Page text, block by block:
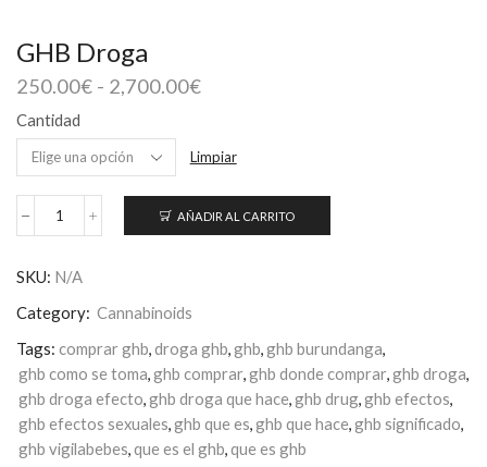
GHB Droga
250.00€ - 2,700.00€Rango
desde
hasta
2,700.00€
Cantidad
Limpiar
GHB
cantidad
AÑADIR AL CARRITO
SKU: N/A
Category: Cannabinoids
Tags: comprar ghb,droga ghb,ghb,ghb burundanga,
ghb como se toma,ghb comprar,ghb donde comprar,ghb droga,
ghb droga efecto,ghb droga que hace,ghb drug,ghb efectos,
ghb efectos sexuales,ghb que es,ghb que hace,ghb significado,
ghb vigilabebes,que es el ghb,que es ghb